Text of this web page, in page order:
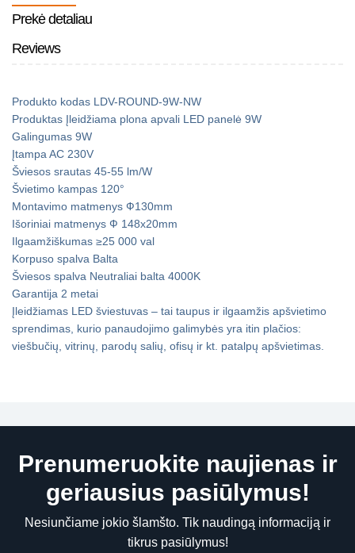
Prekė detaliau
Reviews
Produkto kodas LDV-ROUND-9W-NW
Produktas Įleidžiama plona apvali LED panelė 9W
Galingumas 9W
Įtampa AC 230V
Šviesos srautas 45-55 lm/W
Švietimo kampas 120°
Montavimo matmenys Ф130mm
Išoriniai matmenys Ф 148x20mm
Ilgaamžiškumas ≥25 000 val
Korpuso spalva Balta
Šviesos spalva Neutraliai balta 4000K
Garantija 2 metai
Įleidžiamas LED šviestuvas – tai taupus ir ilgaamžis apšvietimo
sprendimas, kurio panaudojimo galimybės yra itin plačios:
viešbučių, vitrinų, parodų salių, ofisų ir kt. patalpų apšvietimas.
Prenumeruokite naujienas ir
geriausius pasiūlymus!
Nesiunčiame jokio šlamšto. Tik naudingą informaciją ir
tikrus pasiūlymus!